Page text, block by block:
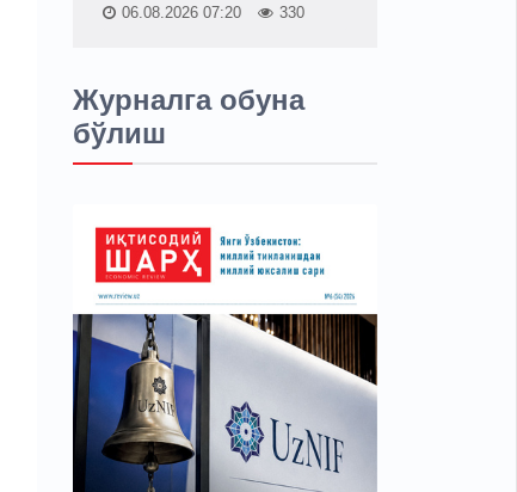
06.08.2026 07:20 330
Журналга обуна
бўлиш